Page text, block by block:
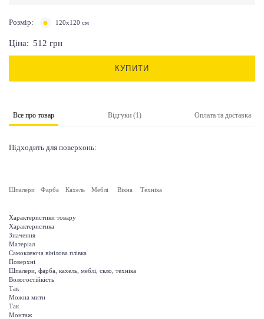
Розмір: 120х120 см
Ціна: 512 грн
КУПИТИ
Все про товар Відгуки (1) Оплата та доставка
Підходить для поверхонь:
Шпалери Фарба Кахель Меблі Вікна Техніка
Характеристики товару
Характеристика
Значення
Матеріал
Самоклеюча вінілова плівка
Поверхні
Шпалери, фарба, кахель, меблі, скло, техніка
Вологостійкість
Так
Можна мити
Так
Монтаж